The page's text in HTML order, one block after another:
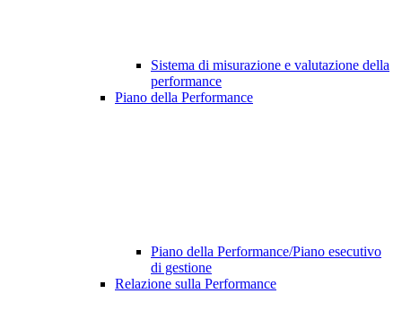
Sistema di misurazione e valutazione della
performance
Piano della Performance
Piano della Performance/Piano esecutivo
di gestione
Relazione sulla Performance